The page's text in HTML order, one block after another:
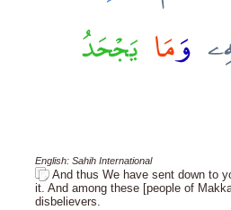
English: Sahih International
And thus We have sent down to
it. And among these [people of
disbelievers.